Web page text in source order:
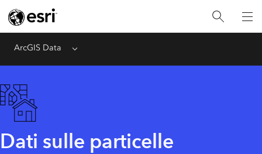
ArcGIS Data Menu
Dati sulle particelle